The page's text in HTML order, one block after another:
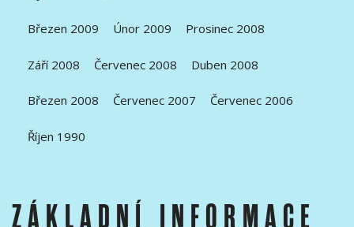
Březen 2009 Únor 2009 Prosinec 2008
Září 2008 Červenec 2008 Duben 2008
Březen 2008 Červenec 2007 Červenec 2006
Říjen 1990
ZÁKLADNÍ INFORMACE